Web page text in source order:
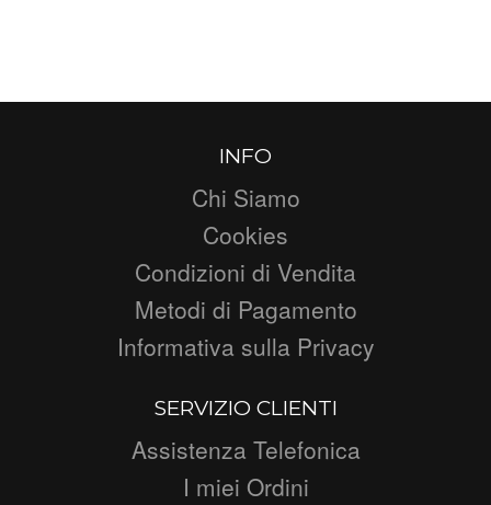
INFO
Chi Siamo
Cookies
Condizioni di Vendita
Metodi di Pagamento
Informativa sulla Privacy
SERVIZIO CLIENTI
Assistenza Telefonica
I miei Ordini